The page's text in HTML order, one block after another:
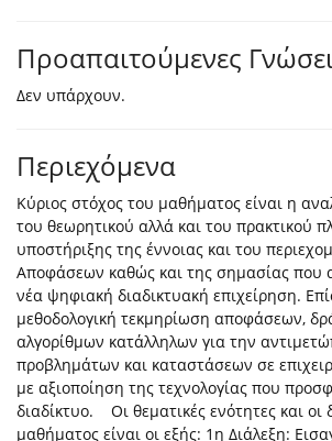
Προαπαιτούμενες
Δεν υπάρχουν.
Περιεχόμενα
Κύριος στόχος του μαθήματος είναι η
του θεωρητικού αλλά και του πρακτικού
υποστήριξης της έννοιας και του
Αποφάσεων καθώς και της σημασίας που
νέα ψηφιακή διαδικτυακή επιχείρηση.
μεθοδολογική τεκμηρίωση αποφάσεων,
αλγορίθμων κατάλληλων για την
προβλημάτων και καταστάσεων σε
με αξιοποίηση της τεχνολογίας που
διαδίκτυο. Οι θεματικές ενότητες και οι
μαθήματος είναι οι εξής: 1η Διάλεξη: